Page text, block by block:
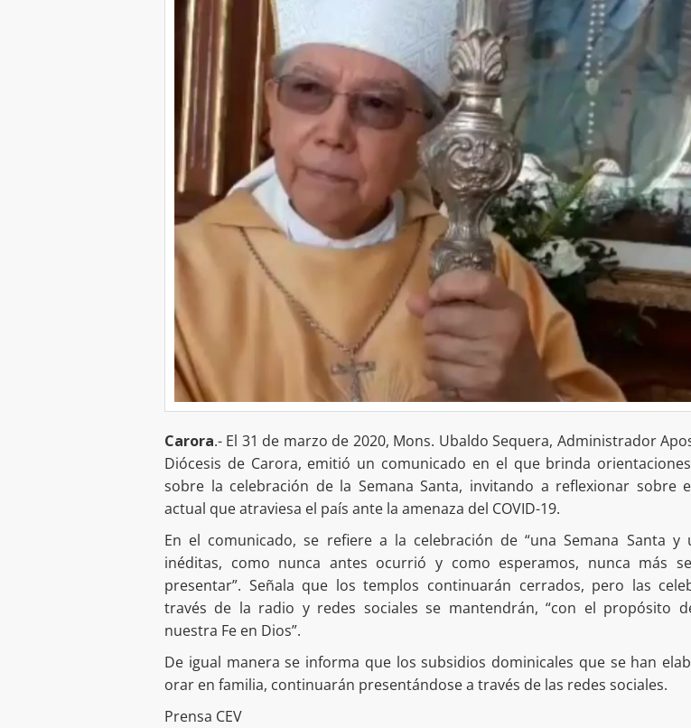
Carora.- El 31 de marzo de 2020, Mons. Ubaldo Sequera, Administrador
Diócesis de Carora, emitió un comunicado en el que brinda
sobre la celebración de la Semana Santa, invitando a reflexionar sobre
actual que atraviesa el país ante la amenaza del COVID-19.
En el comunicado, se refiere a la celebración de “una Semana Santa y
inéditas, como nunca antes ocurrió y como esperamos, nunca más
presentar”. Señala que los templos continuarán cerrados, pero las
través de la radio y redes sociales se mantendrán, “con el propósito
nuestra Fe en Dios”.
De igual manera se informa que los subsidios dominicales que se han
orar en familia, continuarán presentándose a través de las redes sociales.
Prensa CEV